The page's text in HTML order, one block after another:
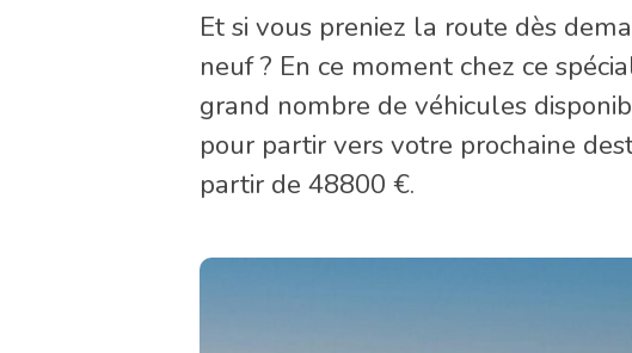
Et si vous preniez la route dès
neuf ? En ce moment chez ce
grand nombre de véhicules
pour partir vers votre prochaine
partir de 48800 €.